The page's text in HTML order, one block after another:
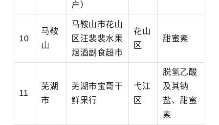
户）
10
马鞍
山
马鞍山市花山
区汪裴裴水果
烟酒副食超市
花山
区
甜蜜素
11
芜湖
市
芜湖市宝哥干
鲜果行
弋江
区
脱氢乙酸
及其钠
盐、甜蜜
素